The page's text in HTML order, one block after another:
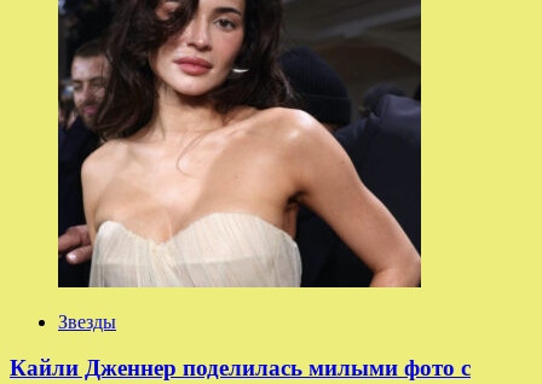
Звезды
Кайли Дженнер поделилась милыми фото с